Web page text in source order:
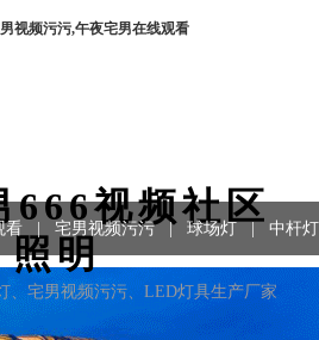
视频污污,午夜宅男在线观看
666视频社区
照明
、宅男视频污污、LED灯具生产厂家
看 宅男视频污污 | 球场灯 中杆灯